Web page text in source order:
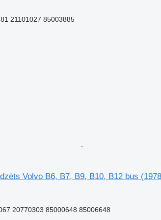
21101027 85003885
Volvo B6, B7, B9, B10, B12 bus
20770303 85000648 85006648